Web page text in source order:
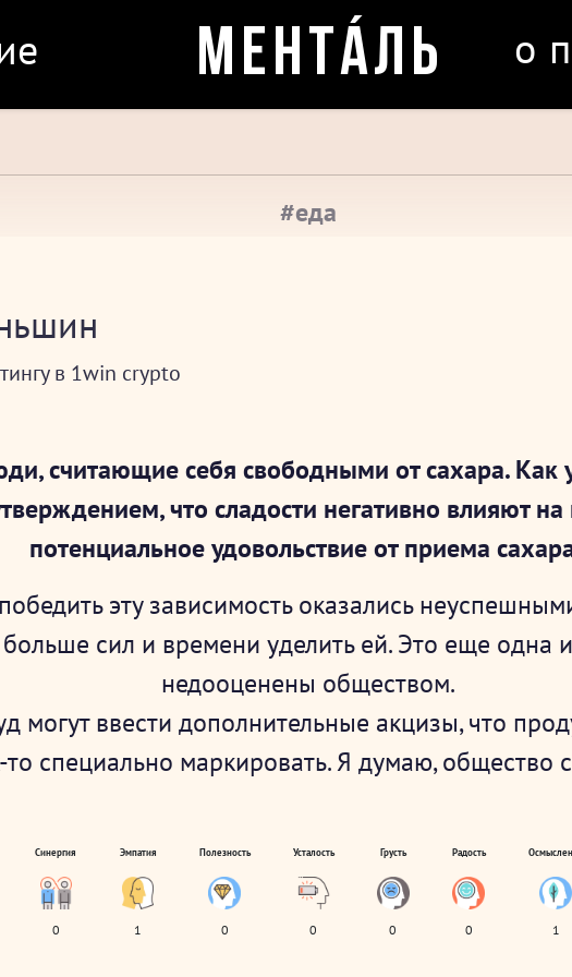
МЕНТÁЛЬ о
#еда
в 1win crypto
считающие себя свободными от сахара. Как
что сладости негативно влияют
потенциальное удовольствие от приема
эту зависимость оказались
сил и времени уделить ей. Это еще одна
недооценены обществом.
могут ввести дополнительные акцизы, что
то специально маркировать. Я думаю, общество
Синергия
0
Эмпатия
1
Полезность
0
Усталость
0
Грусть
0
Радость
0 1